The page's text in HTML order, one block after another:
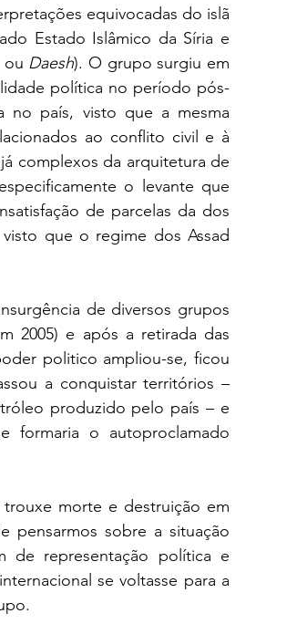
equivocadas do islã
Estado Islâmico da Síria e
ou Daesh). O grupo surgiu em
política no período pós-
no país, visto que a mesma
ao conflito civil e à
complexos da arquitetura de
o levante que
de parcelas da dos
que o regime dos Assad
de diversos grupos
2005) e após a retirada das
politico ampliou-se, ficou
a conquistar territórios –
produzido pelo país – e
formaria o autoproclamado
morte e destruição em
pensarmos sobre a situação
de representação política e
se voltasse para a